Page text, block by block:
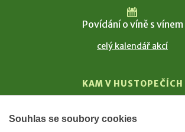
Povídání o víně s vínem
celý kalendář akcí
KAM V HUSTOPEČÍCH
T. G. Masaryk
Souhlas se soubory cookies